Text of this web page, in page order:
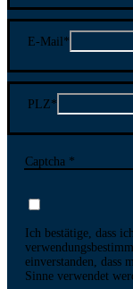
E-Mail*
PLZ*
Captcha *
Ich bestätige, dass
ein­ver­standen, dass
Sinne ver­wendet